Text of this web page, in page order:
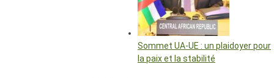
Sommet UA-UE : un plaidoyer pour
la paix et la stabilité